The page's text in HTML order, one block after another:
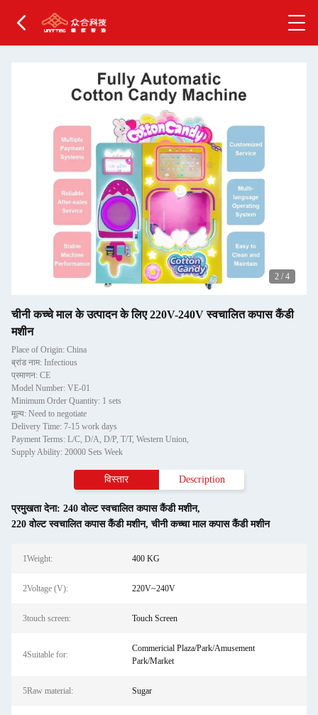
2 / 4
चीनी कच्चे माल के उत्पादन के लिए 220V-240V स्वचालित कपास कैंडी
मशीन
Place of Origin: China
ब्रांड नाम: Infectious
प्रमाणन: CE
Model Number: VE-01
Minimum Order Quantity: 1 sets
मूल्य: Need to negotiate
Delivery Time: 7-15 work days
Payment Terms: L/C, D/A, D/P, T/T, Western Union,
Supply Ability: 20000 Sets Week
विस्तार Description
प्रमुखता देना: 240 वोल्ट स्वचालित कपास कैंडी मशीन,
220 वोल्ट स्वचालित कपास कैंडी मशीन,चीनी कच्चा माल कपास कैंडी मशीन
1Weight: 400 KG
2Voltage (V): 220V~240V
3touch screen: Touch Screen
4Suitable for:
Commericial Plaza/Park/Amusement
Park/Market
5Raw material: Sugar